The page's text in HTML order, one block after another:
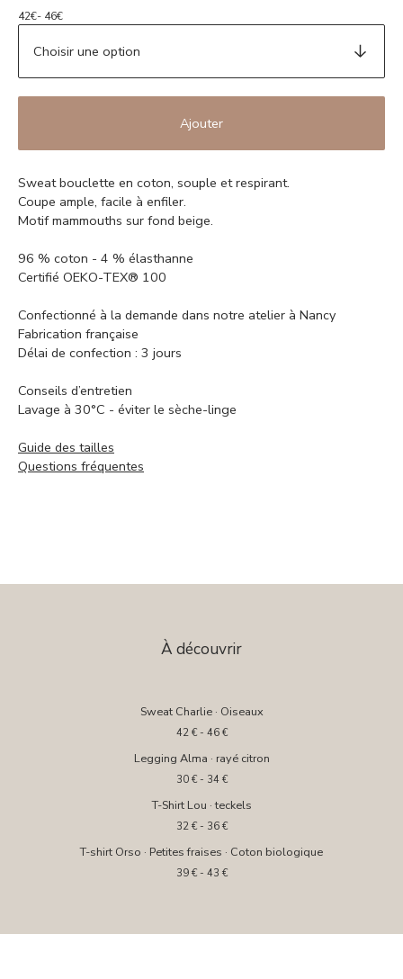
42€- 46€
Ajouter
Sweat bouclette en coton, souple et respirant.
Coupe ample, facile à enfiler.
Motif mammouths sur fond beige.
96 % coton - 4 % élasthanne
Certifié OEKO-TEX® 100
Confectionné à la demande dans notre atelier à Nancy
Fabrication française
Délai de confection : 3 jours
Conseils d’entretien
Lavage à 30°C - éviter le sèche-linge
Guide des tailles
Questions fréquentes
À découvrir
Sweat Charlie · Oiseaux
42 €- 46 €
Legging Alma · rayé citron
30 €- 34 €
T-Shirt Lou · teckels
32 €- 36 €
T-shirt Orso · Petites fraises · Coton biologique
39 €- 43 €